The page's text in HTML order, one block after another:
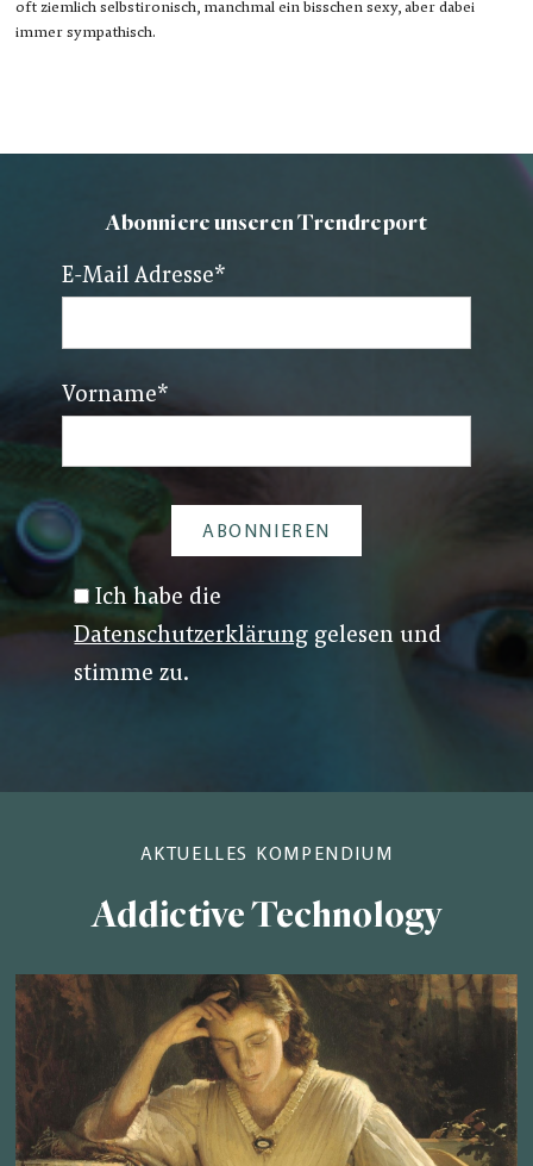
oft ziemlich selbstironisch, manchmal ein bisschen sexy, aber dabei
immer sympathisch.
Abonniere unseren Trendreport
E-Mail Adresse*
Vorname*
Ich habe die
Datenschutzerklärung gelesen und
stimme zu.
AKTUELLES KOMPENDIUM
Addictive Technology